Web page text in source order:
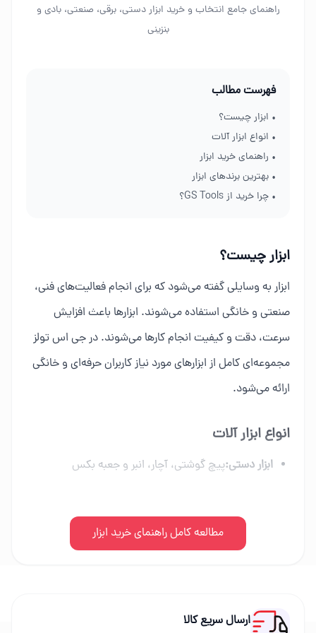
راهنمای جامع انتخاب و خرید ابزار دستی، برقی، صنعتی، بادی و
بنزینی
فهرست مطالب
• ابزار چیست؟
• انواع ابزار آلات
• راهنمای خرید ابزار
• بهترین برندهای ابزار
• چرا خرید از GS Tools؟
ابزار چیست؟
ابزار به وسایلی گفته می‌شود که برای انجام فعالیت‌های فنی،
صنعتی و خانگی استفاده می‌شوند. ابزارها باعث افزایش
سرعت، دقت و کیفیت انجام کارها می‌شوند. در جی اس تولز
مجموعه‌ای کامل از ابزارهای مورد نیاز کاربران حرفه‌ای و خانگی
ارائه می‌شود.
انواع ابزار آلات
ابزار دستی:پیچ گوشتی، آچار، انبر و جعبه بکس
کمپرسور، میخکوب و تجهیزات پنوماتیک
راهنمای خرید ابزار
مطالعه کامل راهنمای خرید ابزار
ارسال سریع کالا